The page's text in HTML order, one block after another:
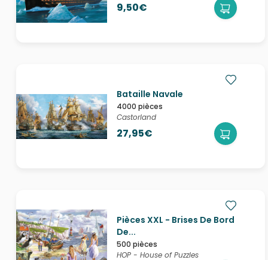
9,50€
Bataille Navale
4000 pièces
Castorland
27,95€
Pièces XXL - Brises De Bord
De...
500 pièces
HOP - House of Puzzles